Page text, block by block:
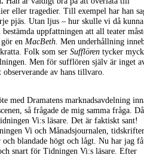
eller tragedier. Till exempel har han
pjäs. Utan ljus – hur skulle vi då kunna
bestämda uppfattningen att all teater
en MacBeth. Men underhållning
Folk som ser Sufflören tycker
Men för sufflören själv är inget
av hans tillvaro.
med Dramatens marknadsavdelning
så frågade de mig samma fråga. Då
Vi:s läsare. Det är faktiskt sant!
Vi och Månadsjournalen, tidskrifter
blandade högt och lågt. Nu har jag
snart för Tidningen Vi:s läsare. Efter